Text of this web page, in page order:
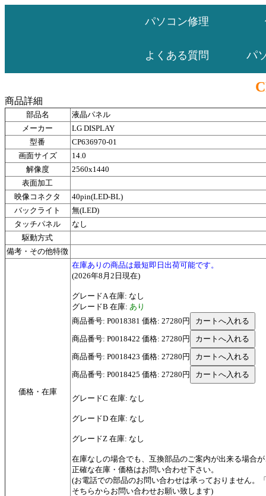
パソコン修理
よくある質問 パ
商品詳細
部品名
液晶パネル
メーカー
LG DISPLAY
型番
CP636970-01
画面サイズ
14.0
解像度
2560x1440
表面加工
映像コネクタ
40pin(LED-BL)
バックライト
無(LED)
タッチパネル
なし
駆動方式
備考・その他特徴
価格・在庫
在庫ありの商品は最短即日出荷可能です。
(2026年8月2日現在)
グレードA 在庫: なし
グレードB 在庫: あり
商品番号: P0018381 価格: 27280円
商品番号: P0018422 価格: 27280円
商品番号: P0018423 価格: 27280円
商品番号: P0018425 価格: 27280円
グレードC 在庫: なし
グレードD 在庫: なし
グレードZ 在庫: なし
在庫なしの場合でも、互換部品のご案内が出来る場合
正確な在庫・価格はお問い合わせ下さい。
(お電話での部品のお問い合わせは承っておりません。
そちらからお問い合わせお願い致します)